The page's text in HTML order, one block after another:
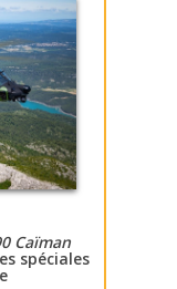
Caïman
spéciales